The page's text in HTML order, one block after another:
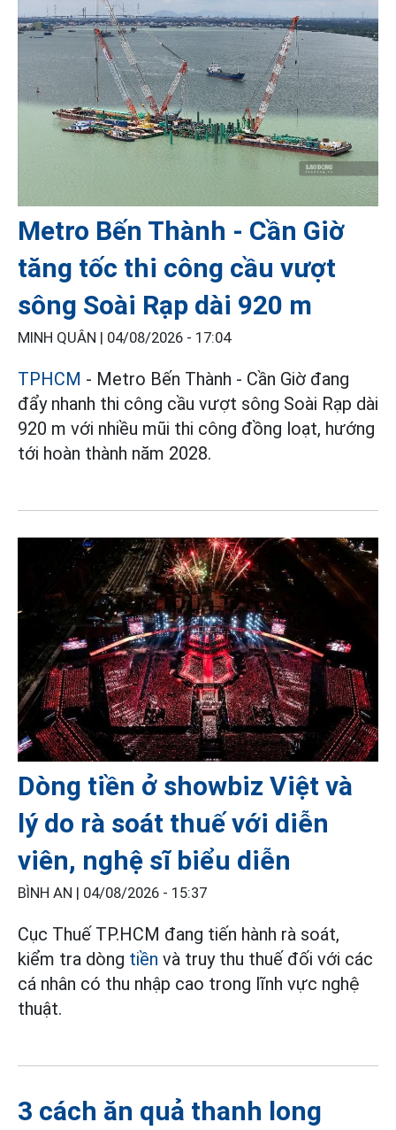
Metro Bến Thành - Cần Giờ
tăng tốc thi công cầu vượt
sông Soài Rạp dài 920 m
MINH QUÂN | 04/08/2026 - 17:04
TPHCM - Metro Bến Thành - Cần Giờ đang
đẩy nhanh thi công cầu vượt sông Soài Rạp dài
920 m với nhiều mũi thi công đồng loạt, hướng
tới hoàn thành năm 2028.
Dòng tiền ở showbiz Việt và
lý do rà soát thuế với diễn
viên, nghệ sĩ biểu diễn
BÌNH AN | 04/08/2026 - 15:37
Cục Thuế TP.HCM đang tiến hành rà soát,
kiểm tra dòng tiền và truy thu thuế đối với các
cá nhân có thu nhập cao trong lĩnh vực nghệ
thuật.
3 cách ăn quả thanh long